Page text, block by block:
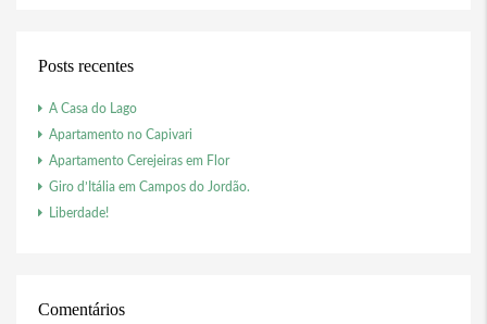
Posts recentes
A Casa do Lago
Apartamento no Capivari
Apartamento Cerejeiras em Flor
Giro d’Itália em Campos do Jordão.
Liberdade!
Comentários